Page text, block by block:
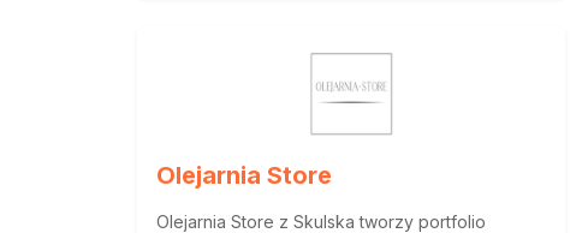
Olejarnia Store
Olejarnia Store z Skulska tworzy portfolio